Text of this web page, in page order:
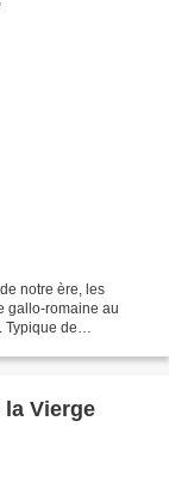
notre ère, les
gallo-romaine au
Typique de
la Vierge